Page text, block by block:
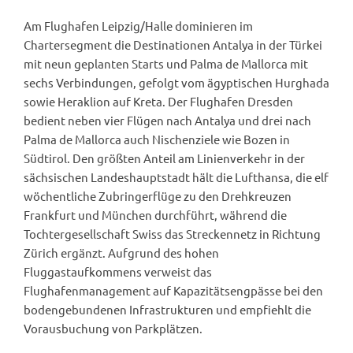
Am Flughafen Leipzig/Halle dominieren im
Chartersegment die Destinationen Antalya in der Türkei
mit neun geplanten Starts und Palma de Mallorca mit
sechs Verbindungen, gefolgt vom ägyptischen Hurghada
sowie Heraklion auf Kreta. Der Flughafen Dresden
bedient neben vier Flügen nach Antalya und drei nach
Palma de Mallorca auch Nischenziele wie Bozen in
Südtirol. Den größten Anteil am Linienverkehr in der
sächsischen Landeshauptstadt hält die Lufthansa, die elf
wöchentliche Zubringerflüge zu den Drehkreuzen
Frankfurt und München durchführt, während die
Tochtergesellschaft Swiss das Streckennetz in Richtung
Zürich ergänzt. Aufgrund des hohen
Fluggastaufkommens verweist das
Flughafenmanagement auf Kapazitätsengpässe bei den
bodengebundenen Infrastrukturen und empfiehlt die
Vorausbuchung von Parkplätzen.